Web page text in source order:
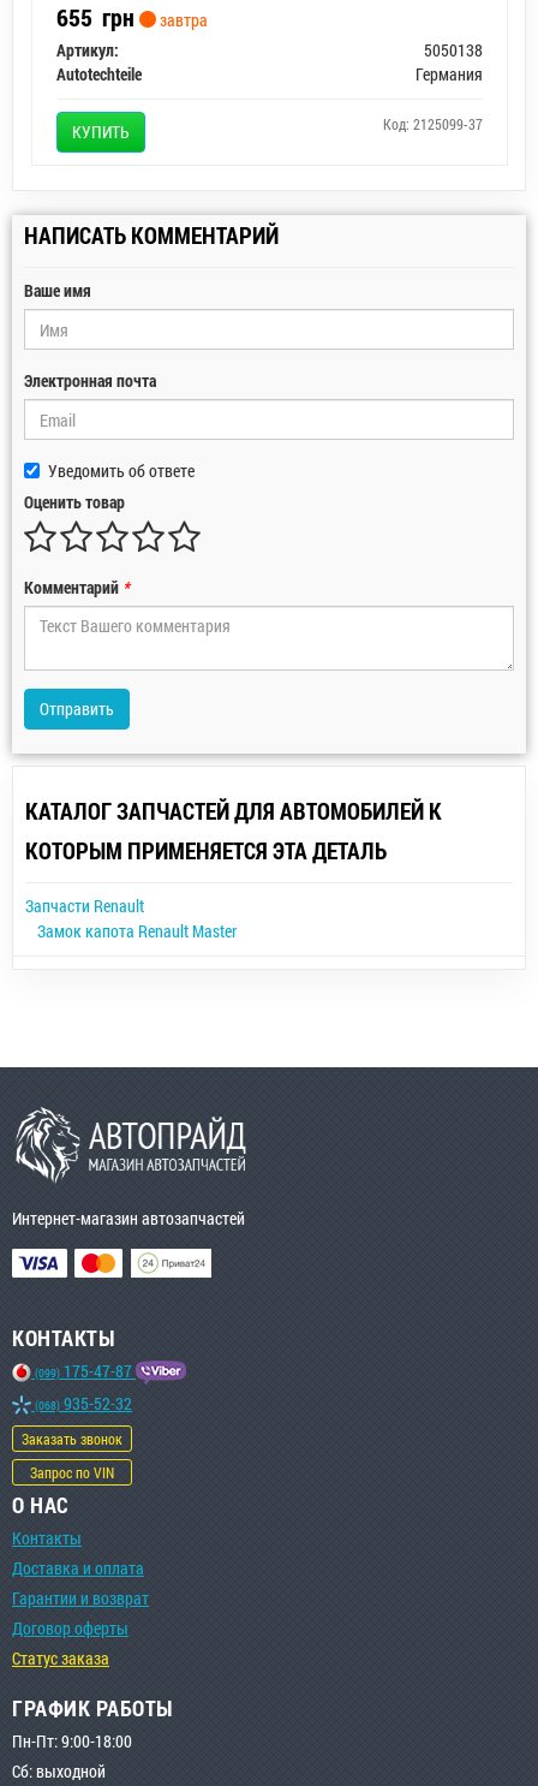
655 грн
завтра
Артикул:
5050138
Autotechteile
Германия
КУПИТЬ Код: 2125099-37
НАПИСАТЬ КОММЕНТАРИЙ
Ваше имя
Электронная почта
Уведомить об ответе
Оценить товар
Комментарий *
Отправить
КАТАЛОГ ЗАПЧАСТЕЙ ДЛЯ АВТОМОБИЛЕЙ К
КОТОРЫМ ПРИМЕНЯЕТСЯ ЭТА ДЕТАЛЬ
Запчасти Renault
Замок капота Renault Master
Интернет-магазин автозапчастей
КОНТАКТЫ
(099) 175-47-87
(068) 935-52-32
Заказать звонок
Запрос по VIN
О НАС
Контакты
Доставка и оплата
Гарантии и возврат
Договор оферты
Статус заказа
ГРАФИК РАБОТЫ
Пн-Пт: 9:00-18:00
Сб: выходной